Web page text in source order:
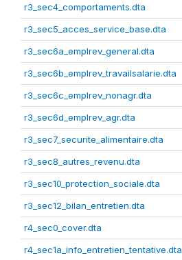
r3_sec4_comportaments.dta
r3_sec5_acces_service_base.dta
r3_sec6a_emplrev_general.dta
r3_sec6b_emplrev_travailsalarie.dta
r3_sec6c_emplrev_nonagr.dta
r3_sec6d_emplrev_agr.dta
r3_sec7_securite_alimentaire.dta
r3_sec8_autres_revenu.dta
r3_sec10_protection_sociale.dta
r3_sec12_bilan_entretien.dta
r4_sec0_cover.dta
r4_sec1a_info_entretien_tentative.dta